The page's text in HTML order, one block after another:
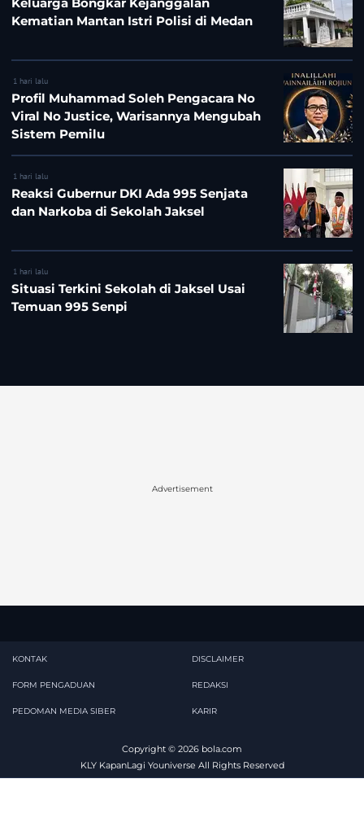
Kematian Mantan Istri Polisi di Medan
1 hari lalu
Profil Muhammad Soleh Pengacara No
Viral No Justice, Warisannya Mengubah
Sistem Pemilu
1 hari lalu
Reaksi Gubernur DKI Ada 995 Senjata
dan Narkoba di Sekolah Jaksel
1 hari lalu
Situasi Terkini Sekolah di Jaksel Usai
Temuan 995 Senpi
Advertisement
KONTAK DISCLAIMER
FORM PENGADUAN REDAKSI
PEDOMAN MEDIA SIBER KARIR
Copyright © 2026 bola.com
KLY KapanLagi Youniverse All Rights Reserved